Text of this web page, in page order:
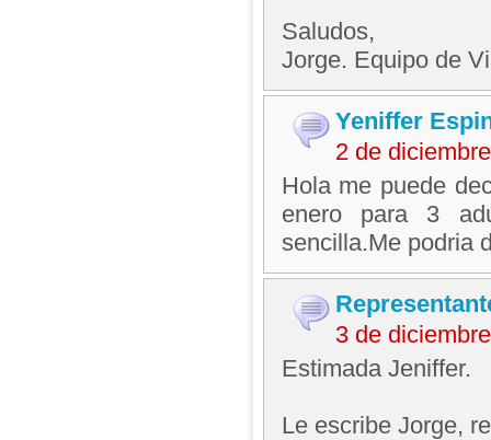
Saludos,
Jorge. Equipo de
Yeniffer
2 de
Hola me puede
enero para 3
sencilla.Me podria
3 de
Estimada Jeniffer.
Le escribe Jorge,